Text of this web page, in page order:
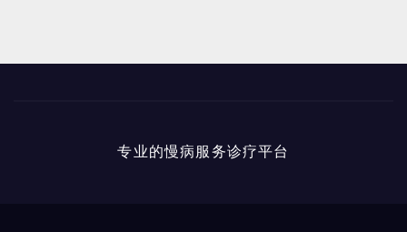
专业的慢病服务诊疗平台